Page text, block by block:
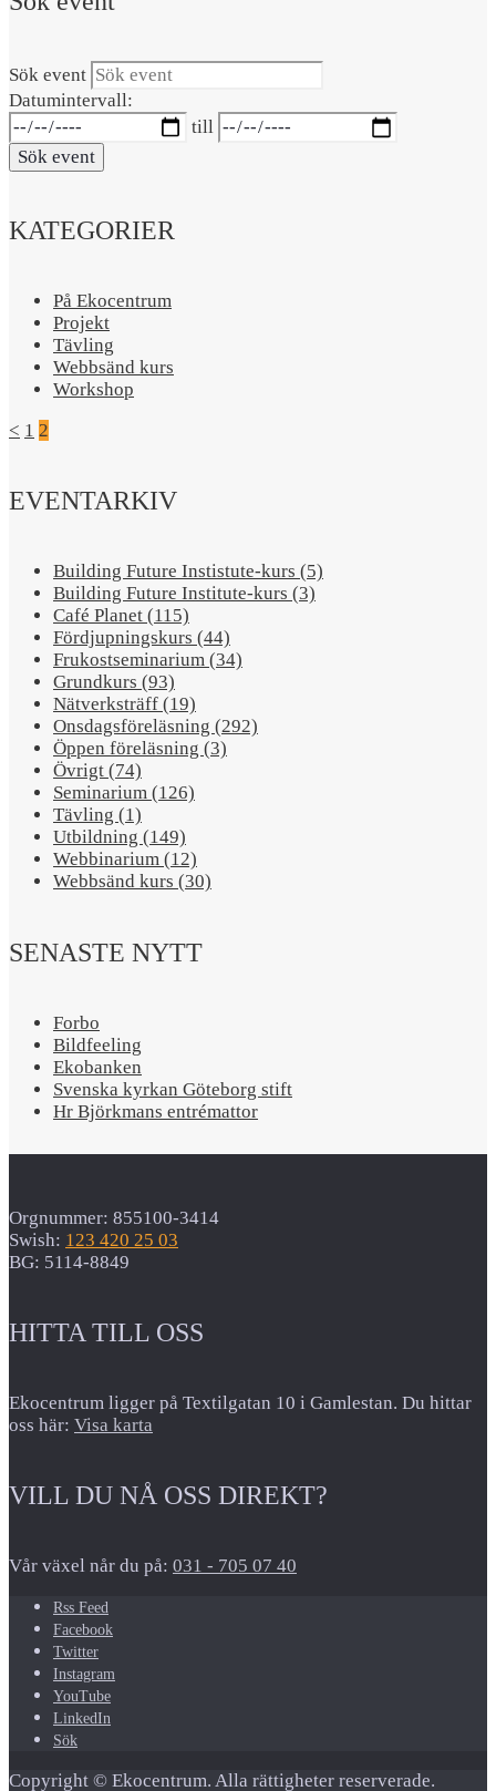
Sök event
Datumintervall:
till
Sök event
KATEGORIER
På Ekocentrum
Projekt
Tävling
Webbsänd kurs
Workshop
< 1 2
EVENTARKIV
Building Future Instistute-kurs (5)
Building Future Institute-kurs (3)
Café Planet (115)
Fördjupningskurs (44)
Frukostseminarium (34)
Grundkurs (93)
Nätverksträff (19)
Onsdagsföreläsning (292)
Öppen föreläsning (3)
Övrigt (74)
Seminarium (126)
Tävling (1)
Utbildning (149)
Webbinarium (12)
Webbsänd kurs (30)
SENASTE NYTT
Forbo
Bildfeeling
Ekobanken
Svenska kyrkan Göteborg stift
Hr Björkmans entrémattor
Orgnummer: 855100-3414
Swish: 123 420 25 03
BG: 5114-8849
HITTA TILL OSS
Ekocentrum ligger på Textilgatan 10 i Gamlestan. Du hittar
oss här: Visa karta
VILL DU NÅ OSS DIREKT?
Vår växel når du på: 031 - 705 07 40
Rss Feed
Facebook
Twitter
Instagram
YouTube
LinkedIn
Sök
Copyright © Ekocentrum. Alla rättigheter reserverade.